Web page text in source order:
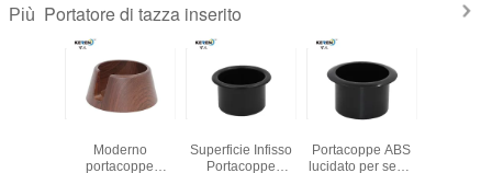
Più Portatore di tazza inserito
Moderno
portacoppe
Superficie Infisso
Portacoppe
Portacoppe ABS
lucidato per sedie